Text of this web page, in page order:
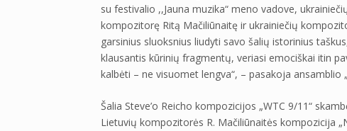
su festivalio ,,Jauna muzika“ meno vadove,
kompozitorę Ritą Mačiliūnaitę ir ukrainiečių
garsinius sluoksnius liudyti savo šalių istorinius
klausantis kūrinių fragmentų, veriasi emociškai itin
kalbėti – ne visuomet lengva“, – pasakoja ansamblio
Šalia Steve’o Reicho kompozicijos „WTC 9/11“
Lietuvių kompozitorės R. Mačiliūnaitės kompozicija